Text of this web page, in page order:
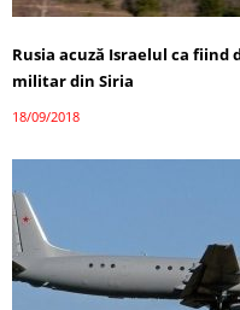
Rusia acuză Israelul ca
militar din Siria
18/09/2018